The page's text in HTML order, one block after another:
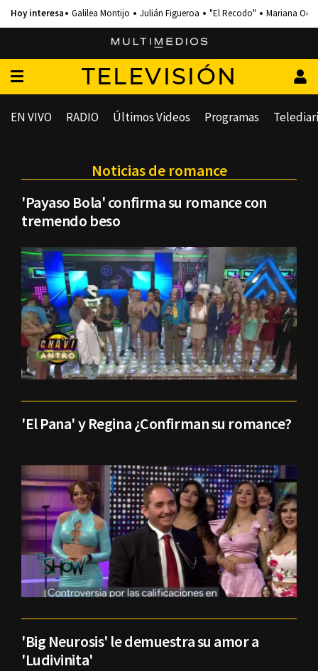
Galilea Montijo Julián Figueroa "El Recodo" Mariana
TELEVISIÓN
EN VIVO RADIO Últimos Videos Programas
Noticias de romance
'Payaso Bola' confirma su romance con
tremendo beso
'El Pana' y Regina ¿Confirman su romance?
'Big Neurosis' le demuestra su amor a
'Ludivinita'